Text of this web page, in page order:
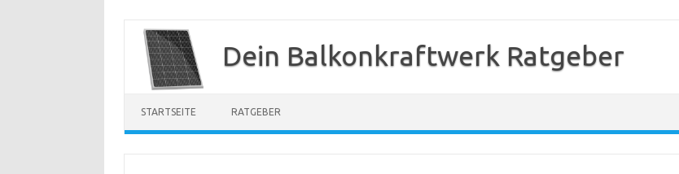
Inhalt
springen
Dein Balkonkraftwerk Ratgeber
STARTSEITE RATGEBER